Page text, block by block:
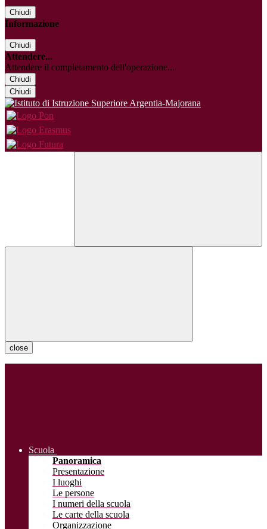
Chiudi
Informazione
Chiudi
Attendere...
Attendere il completamento dell'operazione...
Chiudi
Chiudi
close
Scuola
Panoramica
Presentazione
I luoghi
Le persone
I numeri della scuola
Le carte della scuola
Organizzazione